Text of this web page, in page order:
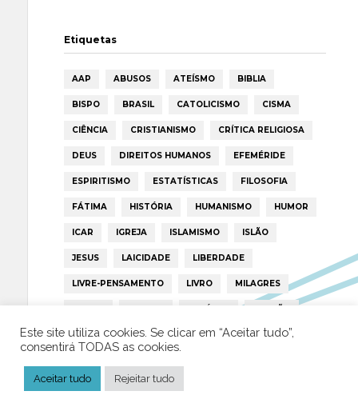
Etiquetas
AAP ABUSOS ATEÍSMO BIBLIA
BISPO BRASIL CATOLICISMO CISMA
CIÊNCIA CRISTIANISMO CRÍTICA RELIGIOSA
DEUS DIREITOS HUMANOS EFEMÉRIDE
ESPIRITISMO ESTATÍSTICAS FILOSOFIA
FÁTIMA HISTÓRIA HUMANISMO HUMOR
ICAR IGREJA ISLAMISMO ISLÃO
JESUS LAICIDADE LIBERDADE
LIVRE-PENSAMENTO LIVRO MILAGRES
MORAL MULHER NOTÍCIAS OPINIÃO
PAPA PAPAS PEDOFILIA POLÍTICA
TRUMP VATICANO
Este site utiliza cookies. Se clicar em “Aceitar tudo”,
consentirá TODAS as cookies.
Aceitar tudo Rejeitar tudo